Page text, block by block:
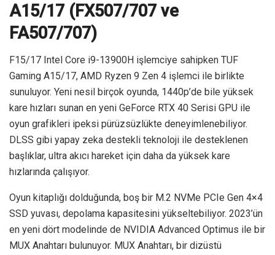
A15/17 (FX507/707 ve
FA507/707)
F15/17 Intel Core i9-13900H işlemciye sahipken TUF
Gaming A15/17, AMD Ryzen 9 Zen 4 işlemci ile birlikte
sunuluyor. Yeni nesil birçok oyunda, 1440p’de bile yüksek
kare hızları sunan en yeni GeForce RTX 40 Serisi GPU ile
oyun grafikleri ipeksi pürüzsüzlükte deneyimlenebiliyor.
DLSS gibi yapay zeka destekli teknoloji ile desteklenen
başlıklar, ultra akıcı hareket için daha da yüksek kare
hızlarında çalışıyor.
Oyun kitaplığı dolduğunda, boş bir M.2 NVMe PCIe Gen 4×4
SSD yuvası, depolama kapasitesini yükseltebiliyor. 2023’ün
en yeni dört modelinde de NVIDIA Advanced Optimus ile bir
MUX Anahtarı bulunuyor. MUX Anahtarı, bir dizüstü